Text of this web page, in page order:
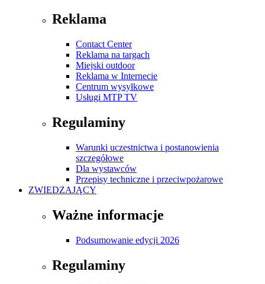
Reklama
Contact Center
Reklama na targach
Miejski outdoor
Reklama w Internecie
Centrum wysyłkowe
Usługi MTP TV
Regulaminy
Warunki uczestnictwa i postanowienia
szczegółowe
Dla wystawców
Przepisy techniczne i przeciwpożarowe
ZWIEDZAJĄCY
Ważne informacje
Podsumowanie edycji 2026
Regulaminy